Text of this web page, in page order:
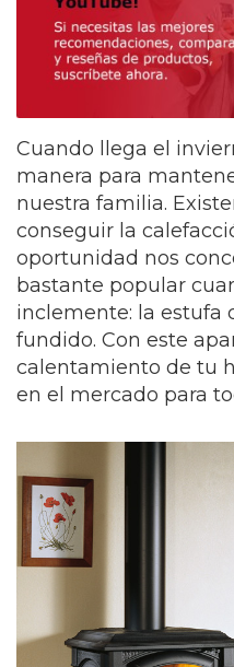
Cuando llega el
manera para
nuestra familia.
conseguir la
oportunidad nos
bastante popular
inclemente: la estufa
fundido. Con este
calentamiento de tu
en el mercado para